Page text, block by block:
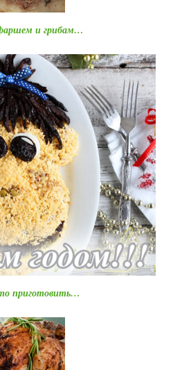
и грибам…
приготовить…